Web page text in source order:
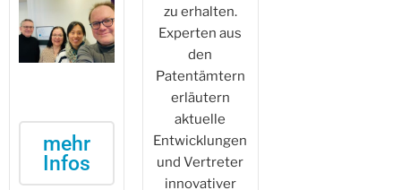
mehr
Infos
zu erhalten.
Experten aus
den
Patentämtern
erläutern
aktuelle
Entwicklungen
und Vertreter
innovativer